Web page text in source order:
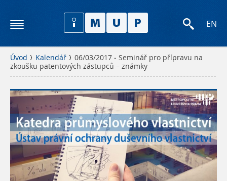
EN
Úvod Kalendář
06/03/2017 - Seminář pro přípravu na
zkoušku patentových zástupců – známky